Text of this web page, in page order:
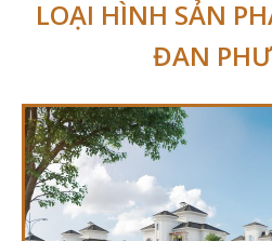
LOẠI HÌNH SẢN
ĐAN